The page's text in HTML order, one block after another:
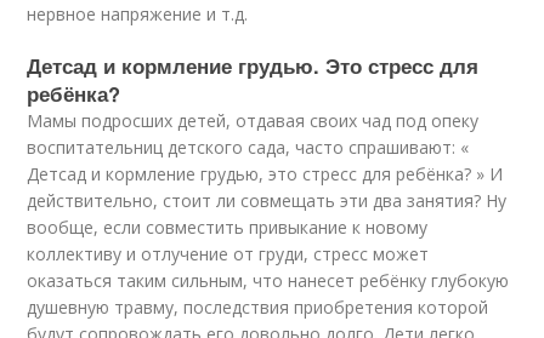
нервное напряжение и т.д.
Детсад и кормление грудью. Это стресс для
ребёнка?
Мамы подросших детей, отдавая своих чад под опеку
воспитательниц детского сада, часто спрашивают: «
Детсад и кормление грудью, это стресс для ребёнка? » И
действительно, стоит ли совмещать эти два занятия? Ну
вообще, если совместить привыкание к новому
коллективу и отлучение от груди, стресс может
оказаться таким сильным, что нанесет ребёнку глубокую
душевную травму, последствия приобретения которой